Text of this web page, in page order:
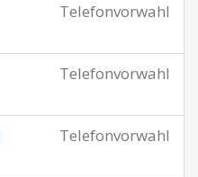
Telefonvorwahl
Telefonvorwahl
Telefonvorwahl